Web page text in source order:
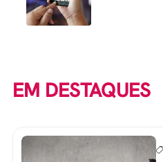
EM DESTAQUES